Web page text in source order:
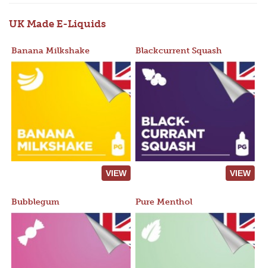
UK Made E-Liquids
Banana Milkshake
VIEW
Blackcurrent Squash
VIEW
Bubblegum Pure Menthol